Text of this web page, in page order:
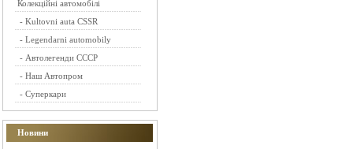
Колекційні автомобілі
- Kultovni auta CSSR
- Legendarni automobily
- Автолегенди СССР
- Наш Автопром
- Суперкари
Новини